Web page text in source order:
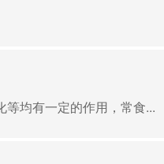
均有一定的作用，常食...